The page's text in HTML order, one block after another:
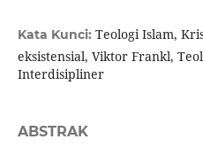
Kata Kunci: Teologi Islam,
eksistensial, Viktor Frankl,
Interdisipliner
ABSTRAK